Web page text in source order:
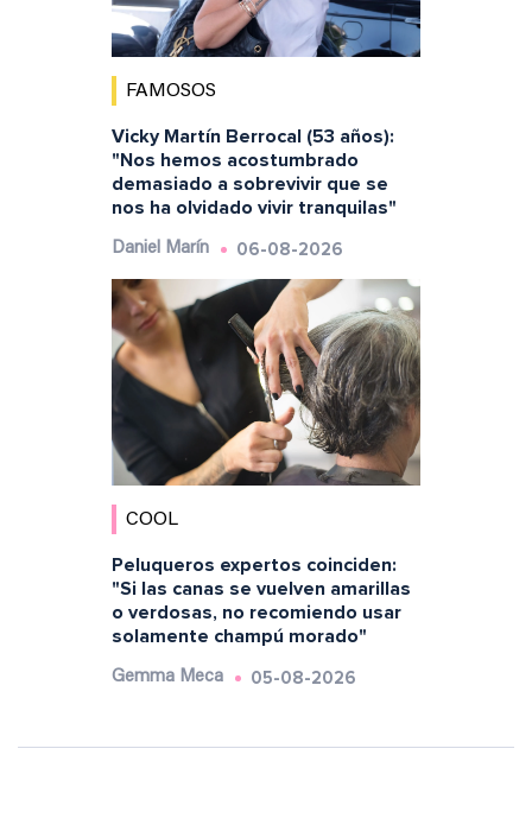
FAMOSOS
Vicky Martín Berrocal (53 años):
"Nos hemos acostumbrado
demasiado a sobrevivir que se
nos ha olvidado vivir tranquilas"
Daniel Marín 06-08-2026
COOL
Peluqueros expertos coinciden:
"Si las canas se vuelven amarillas
o verdosas, no recomiendo usar
solamente champú morado"
Gemma Meca 05-08-2026